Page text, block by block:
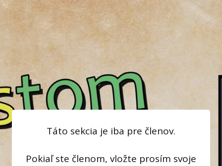
Táto sekcia je iba pre členov.
Pokiaľ ste členom, vložte prosím svoje